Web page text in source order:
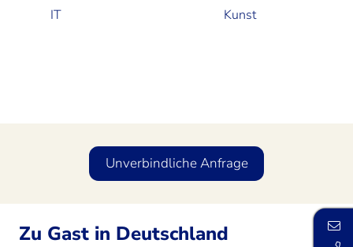
IT Kunst
Unverbindliche Anfrage
Zu Gast in Deutschland